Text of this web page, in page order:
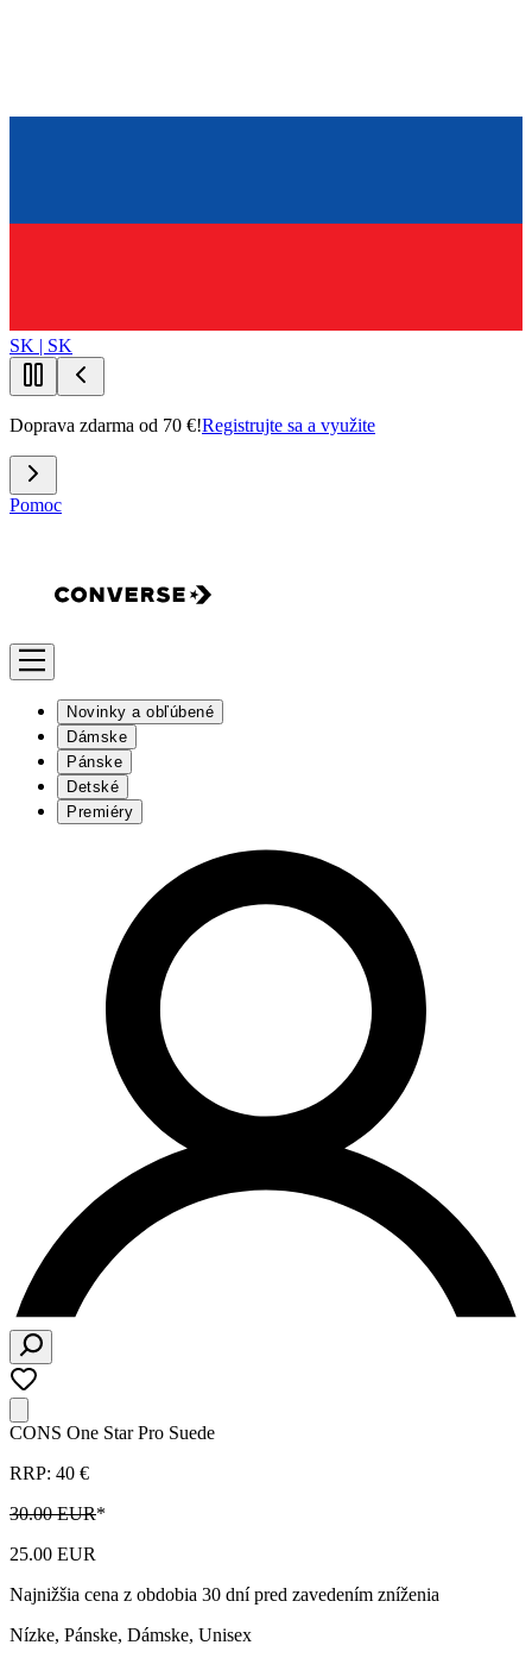
SK | SK
Doprava zdarma od 70 €!Registrujte sa a využite
Pomoc
Novinky a obľúbené
Dámske
Pánske
Detské
Premiéry
CONS One Star Pro Suede
RRP: 40 €
30.00 EUR*
25.00 EUR
Najnižšia cena z obdobia 30 dní pred zavedením zníženia
Nízke, Pánske, Dámske, Unisex